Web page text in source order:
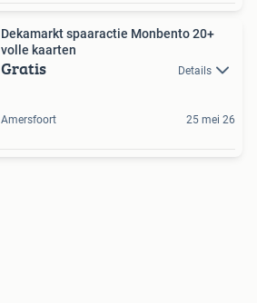
Dekamarkt spaaractie Monbento 20+
volle kaarten
Gratis Details
Amersfoort 25 mei 26